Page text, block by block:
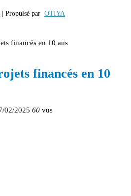
Propulsé par OTIYA
financés en 10 ans
financés en 10
02/2025 60 vus